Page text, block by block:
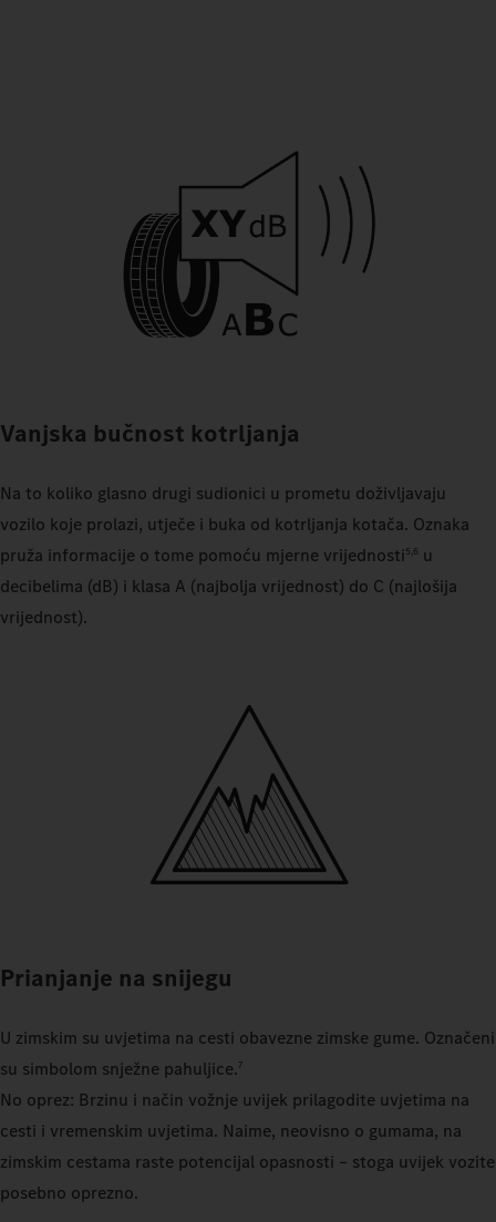
Vanjska bučnost kotrljanja
Na to koliko glasno drugi sudionici u prometu doživljavaju
vozilo koje prolazi, utječe i buka od kotrljanja kotača. Oznaka
pruža informacije o tome pomoću mjerne vrijednosti5,6 u
decibelima (dB) i klasa A (najbolja vrijednost) do C (najlošija
vrijednost).
Prianjanje na snijegu
U zimskim su uvjetima na cesti obavezne zimske gume. Označeni
su simbolom snježne pahuljice.7
No oprez: Brzinu i način vožnje uvijek prilagodite uvjetima na
cesti i vremenskim uvjetima. Naime, neovisno o gumama, na
zimskim cestama raste potencijal opasnosti – stoga uvijek vozite
posebno oprezno.